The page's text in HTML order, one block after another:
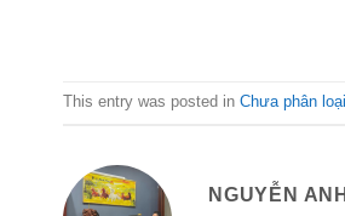
This entry was posted in Chưa phân loại
NGUYỄN ANH